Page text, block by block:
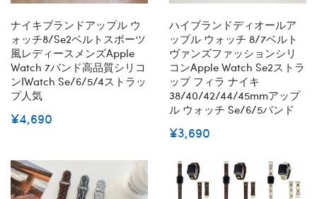
ナイキブランドアップル ウ
ォッチ8/se2ベルトスポーツ
風レディースメンズApple
Watch 7バンド高品質シリコ
ンiWatch Se/6/5/4ストラッ
プ人気
¥4,690
ハイブランドディオールア
ップル ウォッチ 8/7ベルト
ヴァンズファッションシリ
コンapple Watch Se2ストラ
ップ フィラ ナイキ
38/40/42/44/45mmアップ
ル ウォッチ Se/6/5バンド
¥3,690